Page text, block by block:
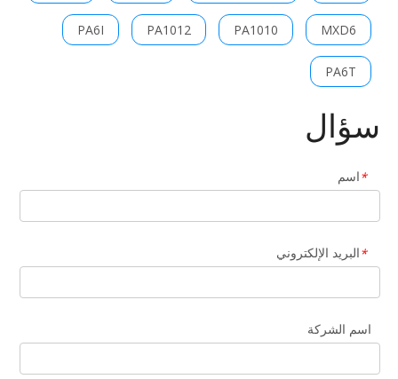
MXD6
PA1010
PA1012
PA6I
PA6T
سؤال
*اسم
*البريد الإلكتروني
اسم الشركة